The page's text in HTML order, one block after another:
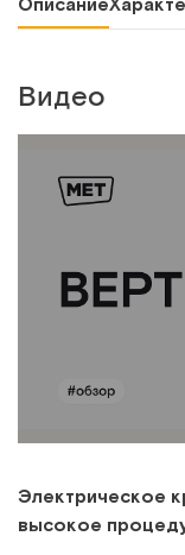
Видео
Электрическое
высокое